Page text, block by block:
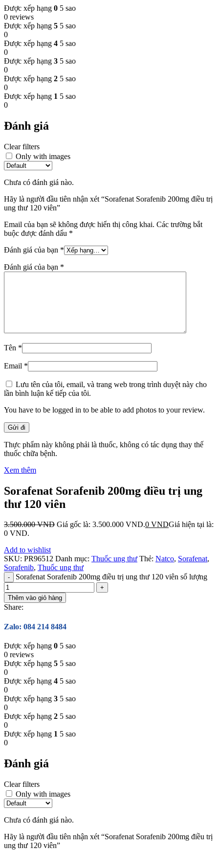
Được xếp hạng 0 5 sao
0 reviews
Được xếp hạng 5 5 sao
0
Được xếp hạng 4 5 sao
0
Được xếp hạng 3 5 sao
0
Được xếp hạng 2 5 sao
0
Được xếp hạng 1 5 sao
0
Đánh giá
Clear filters
Only with images
Chưa có đánh giá nào.
Hãy là người đầu tiên nhận xét “Sorafenat Sorafenib 200mg điều trị
ung thư 120 viên”
Email của bạn sẽ không được hiển thị công khai. Các trường bắt
buộc được đánh dấu *
Đánh giá của bạn *
Đánh giá của bạn *
Tên *
Email *
Lưu tên của tôi, email, và trang web trong trình duyệt này cho
lần bình luận kế tiếp của tôi.
You have to be logged in to be able to add photos to your review.
Thực phẩm này không phải là thuốc, không có tác dụng thay thế
thuốc chữa bệnh.
Xem thêm
Sorafenat Sorafenib 200mg điều trị ung
thư 120 viên
3.500.000VND Giá gốc là: 3.500.000 VND.0 VNDGiá hiện tại là:
0 VND.
Add to wishlist
SKU: PR96512 Danh mục: Thuốc ung thư Thẻ: Natco, Sorafenat,
Sorafenib, Thuốc ung thư
Sorafenat Sorafenib 200mg điều trị ung thư 120 viên số lượng
Thêm vào giỏ hàng
Share:
Zalo: 084 214 8484
Được xếp hạng 0 5 sao
0 reviews
Được xếp hạng 5 5 sao
0
Được xếp hạng 4 5 sao
0
Được xếp hạng 3 5 sao
0
Được xếp hạng 2 5 sao
0
Được xếp hạng 1 5 sao
0
Đánh giá
Clear filters
Only with images
Chưa có đánh giá nào.
Hãy là người đầu tiên nhận xét “Sorafenat Sorafenib 200mg điều trị
ung thư 120 viên”